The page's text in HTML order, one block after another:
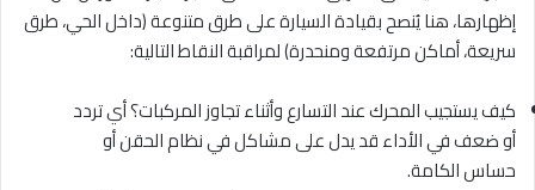
إظهارها، هنا يُنصح بقيادة السيارة على طرق متنوعة (داخل الحي، طرق
سريعة، أماكن مرتفعة ومنحدرة) لمراقبة النقاط التالية:
كيف يستجيب المحرك عند التسارع وأثناء تجاوز المركبات؟ أي تردد
أو ضعف في الأداء قد يدل على مشاكل في نظام الحقن أو
حساس الكامة.